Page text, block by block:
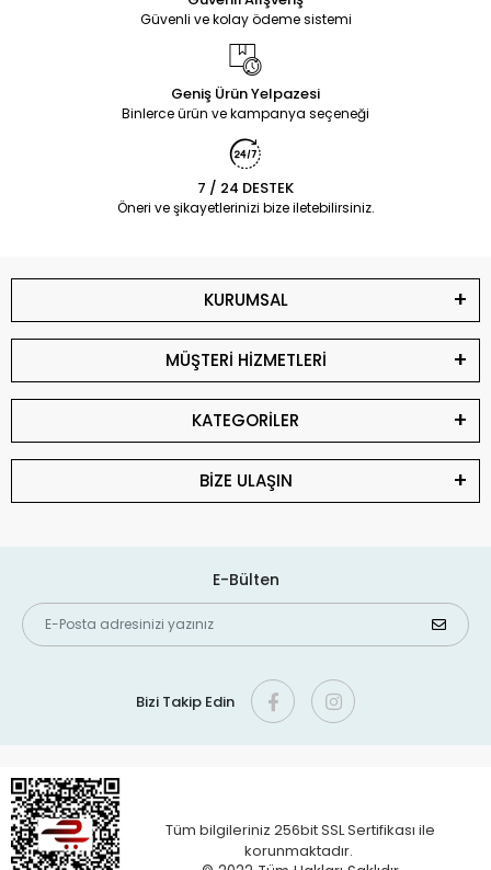
Güvenli ve kolay ödeme sistemi
Geniş Ürün Yelpazesi
Binlerce ürün ve kampanya seçeneği
7 / 24 DESTEK
Öneri ve şikayetlerinizi bize iletebilirsiniz.
KURUMSAL
MÜŞTERİ HİZMETLERİ
KATEGORİLER
BİZE ULAŞIN
E-Bülten
Bizi Takip Edin
Tüm bilgileriniz 256bit SSL Sertifikası ile
korunmaktadır.